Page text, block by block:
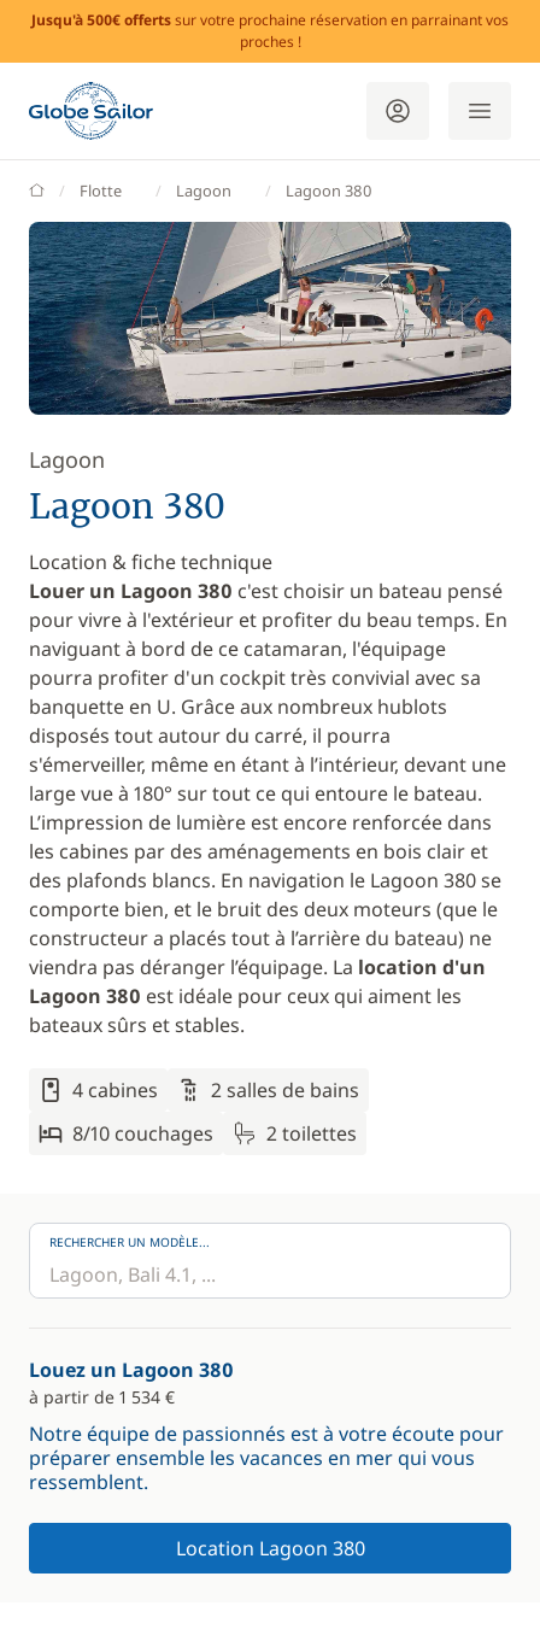
Jusqu'à 500€ offertssur votre prochaine réservation en parrainant vos
proches !
GlobeSailor
Flotte Lagoon Lagoon 380
Lagoon
Lagoon 380
Location & fiche technique
Louer un Lagoon 380 c'est choisir un bateau pensé
pour vivre à l'extérieur et profiter du beau temps. En
naviguant à bord de ce catamaran, l'équipage
pourra profiter d'un cockpit très convivial avec sa
banquette en U. Grâce aux nombreux hublots
disposés tout autour du carré, il pourra
s'émerveiller, même en étant à l’intérieur, devant une
large vue à 180° sur tout ce qui entoure le bateau.
L’impression de lumière est encore renforcée dans
les cabines par des aménagements en bois clair et
des plafonds blancs. En navigation le Lagoon 380 se
comporte bien, et le bruit des deux moteurs (que le
constructeur a placés tout à l’arrière du bateau) ne
viendra pas déranger l’équipage. La location d'un
Lagoon 380 est idéale pour ceux qui aiment les
bateaux sûrs et stables.
4 cabines
2 salles de bains
8/10 couchages
2 toilettes
RECHERCHER UN MODÈLE...
Louez un Lagoon 380
à partir de 1 534 €
Notre équipe de passionnés est à votre écoute pour
préparer ensemble les vacances en mer qui vous
ressemblent.
Location Lagoon 380